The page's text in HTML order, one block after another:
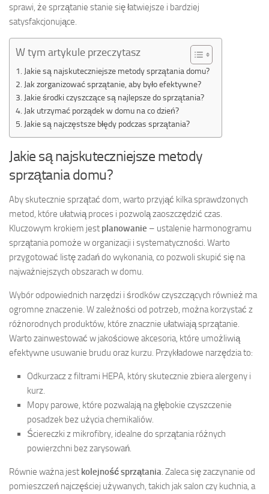
sprawi, że sprzątanie stanie się łatwiejsze i bardziej
satysfakcjonujące.
W tym artykule przeczytasz
Jakie są najskuteczniejsze metody sprzątania domu?
Jak zorganizować sprzątanie, aby było efektywne?
Jakie środki czyszczące są najlepsze do sprzątania?
Jak utrzymać porządek w domu na co dzień?
Jakie są najczęstsze błędy podczas sprzątania?
Jakie są najskuteczniejsze metody
sprzątania domu?
Aby skutecznie sprzątać dom, warto przyjąć kilka sprawdzonych
metod, które ułatwią proces i pozwolą zaoszczędzić czas.
Kluczowym krokiem jest planowanie – ustalenie harmonogramu
sprzątania pomoże w organizacji i systematyczności. Warto
przygotować listę zadań do wykonania, co pozwoli skupić się na
najważniejszych obszarach w domu.
Wybór odpowiednich narzędzi i środków czyszczących również ma
ogromne znaczenie. W zależności od potrzeb, można korzystać z
różnorodnych produktów, które znacznie ułatwiają sprzątanie.
Warto zainwestować w jakościowe akcesoria, które umożliwią
efektywne usuwanie brudu oraz kurzu. Przykładowe narzędzia to:
Odkurzacz z filtrami HEPA, który skutecznie zbiera alergeny i
kurz.
Mopy parowe, które pozwalają na głębokie czyszczenie
posadzek bez użycia chemikaliów.
Ściereczki z mikrofibry, idealne do sprzątania różnych
powierzchni bez zarysowań.
Równie ważna jest kolejność sprzątania. Zaleca się zaczynanie od
pomieszczeń najczęściej używanych, takich jak salon czy kuchnia, a